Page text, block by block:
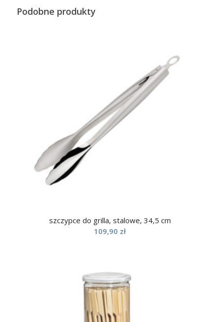
Podobne produkty
szczypce do grilla, stalowe, 34,5 cm
109,90 zł